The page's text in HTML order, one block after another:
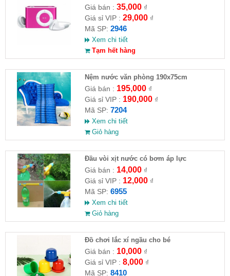
Giá bán : 35,000₫
Giá sỉ VIP : 29,000₫
Mã SP: 2946
Xem chi tiết
Tạm hết hàng
Nệm nước văn phòng 190x75cm
Giá bán : 195,000₫
Giá sỉ VIP : 190,000₫
Mã SP: 7204
Xem chi tiết
Giỏ hàng
Đầu vòi xịt nước có bơm áp lực
Giá bán : 14,000₫
Giá sỉ VIP : 12,000₫
Mã SP: 6955
Xem chi tiết
Giỏ hàng
Đồ chơi lắc xí ngầu cho bé
Giá bán : 10,000₫
Giá sỉ VIP : 8,000₫
Mã SP: 8410